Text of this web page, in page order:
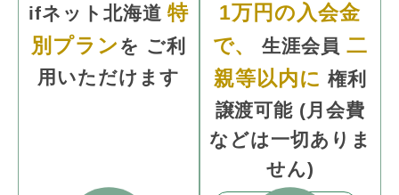
ifネット北海道 特
別プラン を ご利
用いただけます
1万円の入会金
で、
生涯会員 二
親等以内に 権利
譲渡可能 (月会費
などは一切 ありま
せん)